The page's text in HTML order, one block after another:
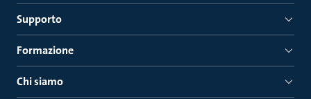
Supporto
Formazione
Chi siamo